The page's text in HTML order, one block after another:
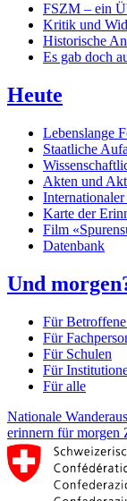
FSZM – ein
Kritik und
Historische
Es gab doch
Heute
Lebenslange
Staatliche
Akten und
Karte der
Film
Datenbank
Und
Für
Für
Für Schulen
Für
Für alle
Nationale
erinnern für morgen